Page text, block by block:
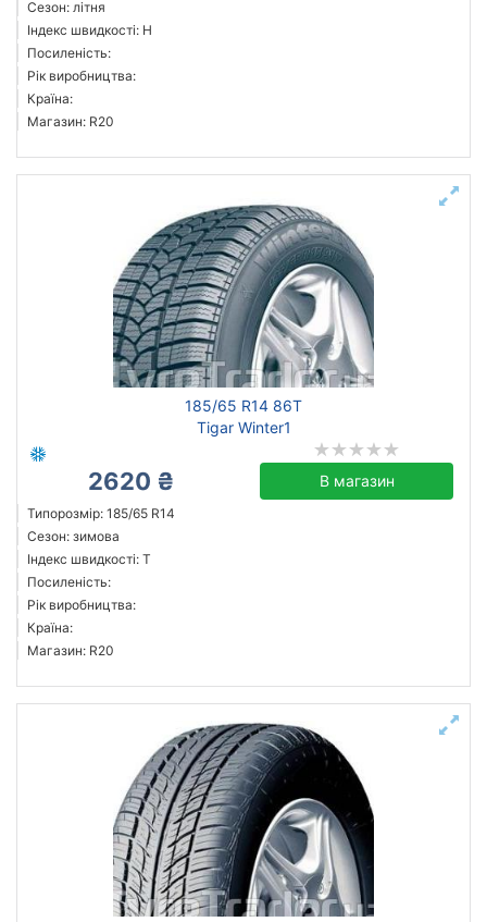
Сезон: літня
Індекс швидкості: H
Посиленість:
Рік виробництва:
Країна:
Магазин: R20
185/65 R14 86T
Tigar Winter1
2620 ₴ В магазин
Типорозмір: 185/65 R14
Сезон: зимова
Індекс швидкості: T
Посиленість:
Рік виробництва:
Країна:
Магазин: R20